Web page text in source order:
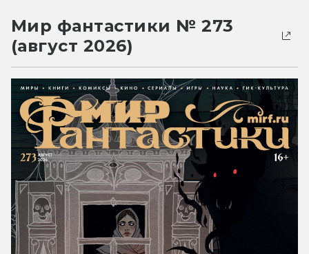
Мир фантастики № 273
(август 2026)